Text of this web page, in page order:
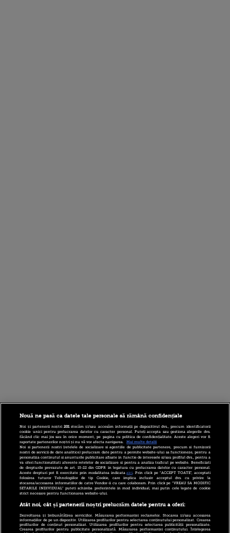
Nouă ne pasă ca datele tale personale să rămână confidențiale
Noi și partenerii noștri201stocăm și/sau accesăm informații pe dispozitivul dvs., precum identificatorii
cookie unici pentru prelucrarea datelor cu caracter personal. Puteți accepta sau gestiona alegerile dvs.
făcând clic mai jos sau în orice moment, pe pagina cu politica de confidențialitate. Aceste alegeri vor fi
raportate partenerilor noștri și nu vă vor afecta navigarea.
Mai multe detalii
Noi si partenerii nostri (retelele de socializare si agentiile de publicitate partenere, precum si furnizorii
nostri de servicii de date analitice) prelucram date pentru a permite website-ului sa functioneze, pentru a
personaliza continutul si anunturile publicitare afisate in functie de interesele si/sau profilul dvs., pentru a
va oferi functionalitati aferente retelelor de socializare si pentru a analiza traficul pe website. Beneficiati
de drepturile prevazute de art. 15-22 din GDPR in legatura cu prelucrarea datelor cu caracter personal.
Aceste drepturi pot fi exercitate prin modalitatea indicataaici. Prin click pe “ACCEPT TOATE”, acceptati
folosirea tuturor Tehnologiilor de tip Cookie, care implica inclusiv acceptul dvs. cu privire la
stocarea/accesarea informatiilor de catre Vendor-ii cu care colaboram. Prin click pe “VREAU SA MODIFIC
SETARILE INDIVIDUAL” puteti schimba preferintele in mod individual, mai putin cele legate de cookie
strict necesare pentru functionarea website-ului.
Atât noi, cât și partenerii noștri prelucrăm datele pentru a oferi:
Dezvoltarea și îmbunătățirea serviciilor. Măsurarea performanței reclamelor. Stocarea și/sau accesarea
informațiilor de pe un dispozitiv. Utilizarea profilurilor pentru selectarea conținutului personalizat. Crearea
profilurilor de conținut personalizat. Utilizarea profilurilor pentru selectarea publicității personalizate.
Crearea profilurilor pentru publicitate personalizată. Măsurarea performanței conținutului. Înțelegerea